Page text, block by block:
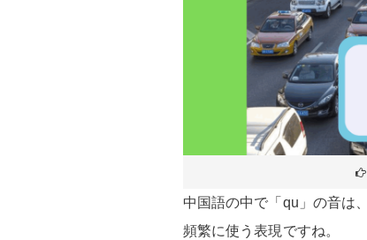
中国語の中で「qu」の音は
頻繁に使う表現ですね。